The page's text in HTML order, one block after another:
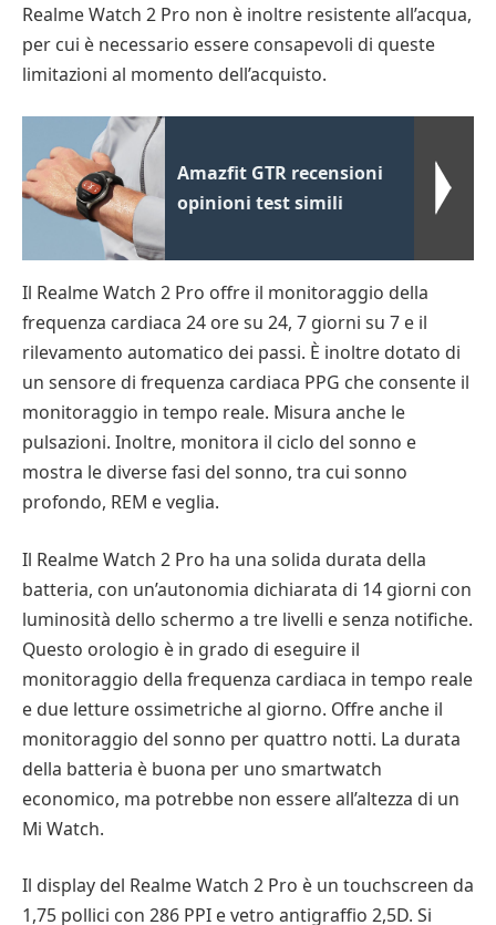
Realme Watch 2 Pro non è inoltre resistente all’acqua,
per cui è necessario essere consapevoli di queste
limitazioni al momento dell’acquisto.
Amazfit GTR recensioni
opinioni test simili
Il Realme Watch 2 Pro offre il monitoraggio della
frequenza cardiaca 24 ore su 24, 7 giorni su 7 e il
rilevamento automatico dei passi. È inoltre dotato di
un sensore di frequenza cardiaca PPG che consente il
monitoraggio in tempo reale. Misura anche le
pulsazioni. Inoltre, monitora il ciclo del sonno e
mostra le diverse fasi del sonno, tra cui sonno
profondo, REM e veglia.
Il Realme Watch 2 Pro ha una solida durata della
batteria, con un’autonomia dichiarata di 14 giorni con
luminosità dello schermo a tre livelli e senza notifiche.
Questo orologio è in grado di eseguire il
monitoraggio della frequenza cardiaca in tempo reale
e due letture ossimetriche al giorno. Offre anche il
monitoraggio del sonno per quattro notti. La durata
della batteria è buona per uno smartwatch
economico, ma potrebbe non essere all’altezza di un
Mi Watch.
Il display del Realme Watch 2 Pro è un touchscreen da
1,75 pollici con 286 PPI e vetro antigraffio 2,5D. Si